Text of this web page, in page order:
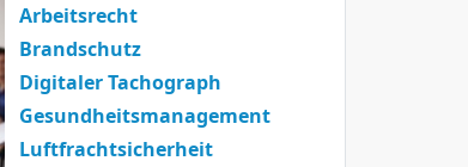
Arbeitsrecht
Brandschutz
Digitaler Tachograph
Gesundheitsmanagement
Luftfrachtsicherheit